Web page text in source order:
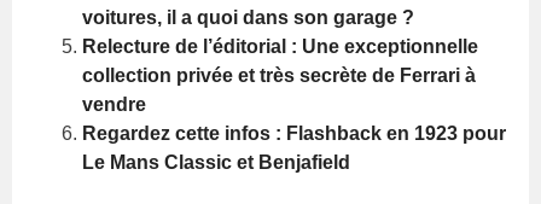
voitures, il a quoi dans son garage ?
Relecture de l’éditorial : Une exceptionnelle
collection privée et très secrète de Ferrari à
vendre
Regardez cette infos : Flashback en 1923 pour
Le Mans Classic et Benjafield